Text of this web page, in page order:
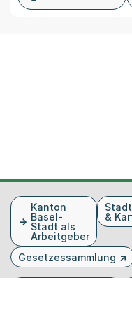
FusszeileKanton
Basel-
Stadt als
Arbeitgeber
&
Gesetzessammlung